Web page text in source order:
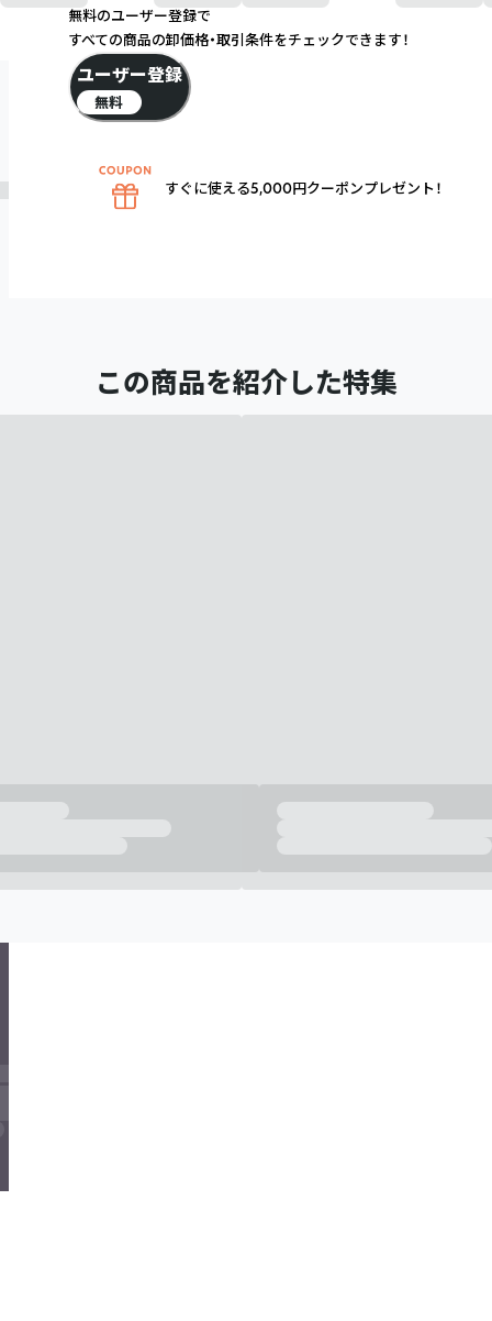
この商品を紹介した特集
無料のユーザー登録で
すべての商品の卸価格・取引条件をチェックできます！
ユーザー登録
無料
すぐに使える5,000円クーポンプレゼント！